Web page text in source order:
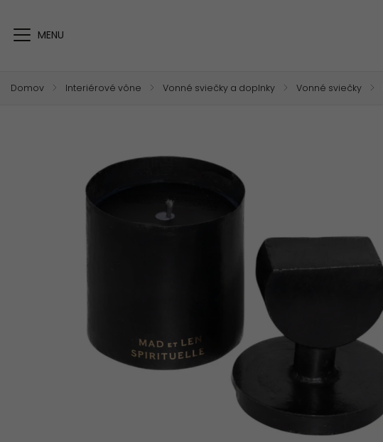
Domov / Interiérové vône / Vonné sviečky a doplnky / Vonné sviečky /